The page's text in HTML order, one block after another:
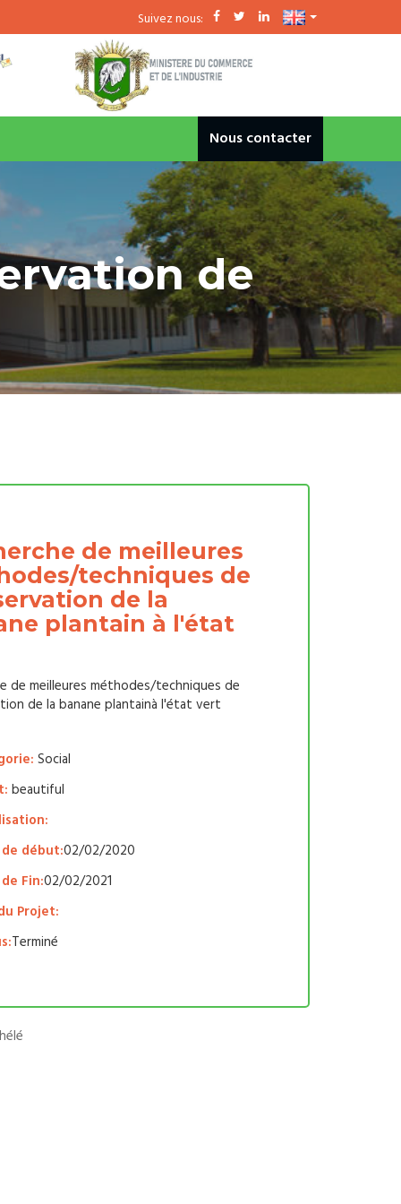
Suivez nous:
Nous contacter
de
de meilleures
techniques de
de la
plantain à l'état
de meilleures méthodes/techniques de
de la banane plantainà l'état vert
Social
beautiful
début:02/02/2020
Fin:02/02/2021
Projet:
Terminé